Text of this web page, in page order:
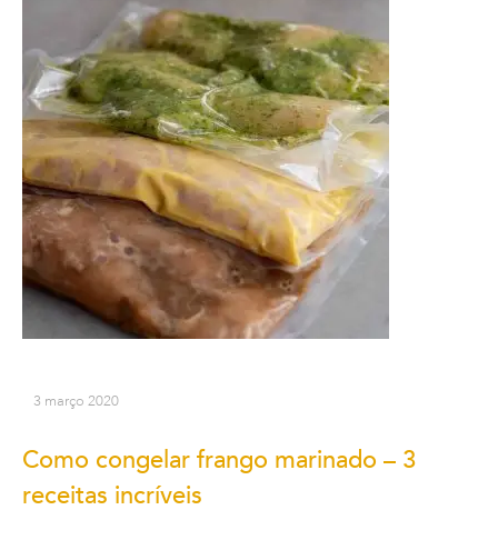
3 março 2020
Como congelar frango marinado – 3
receitas incríveis